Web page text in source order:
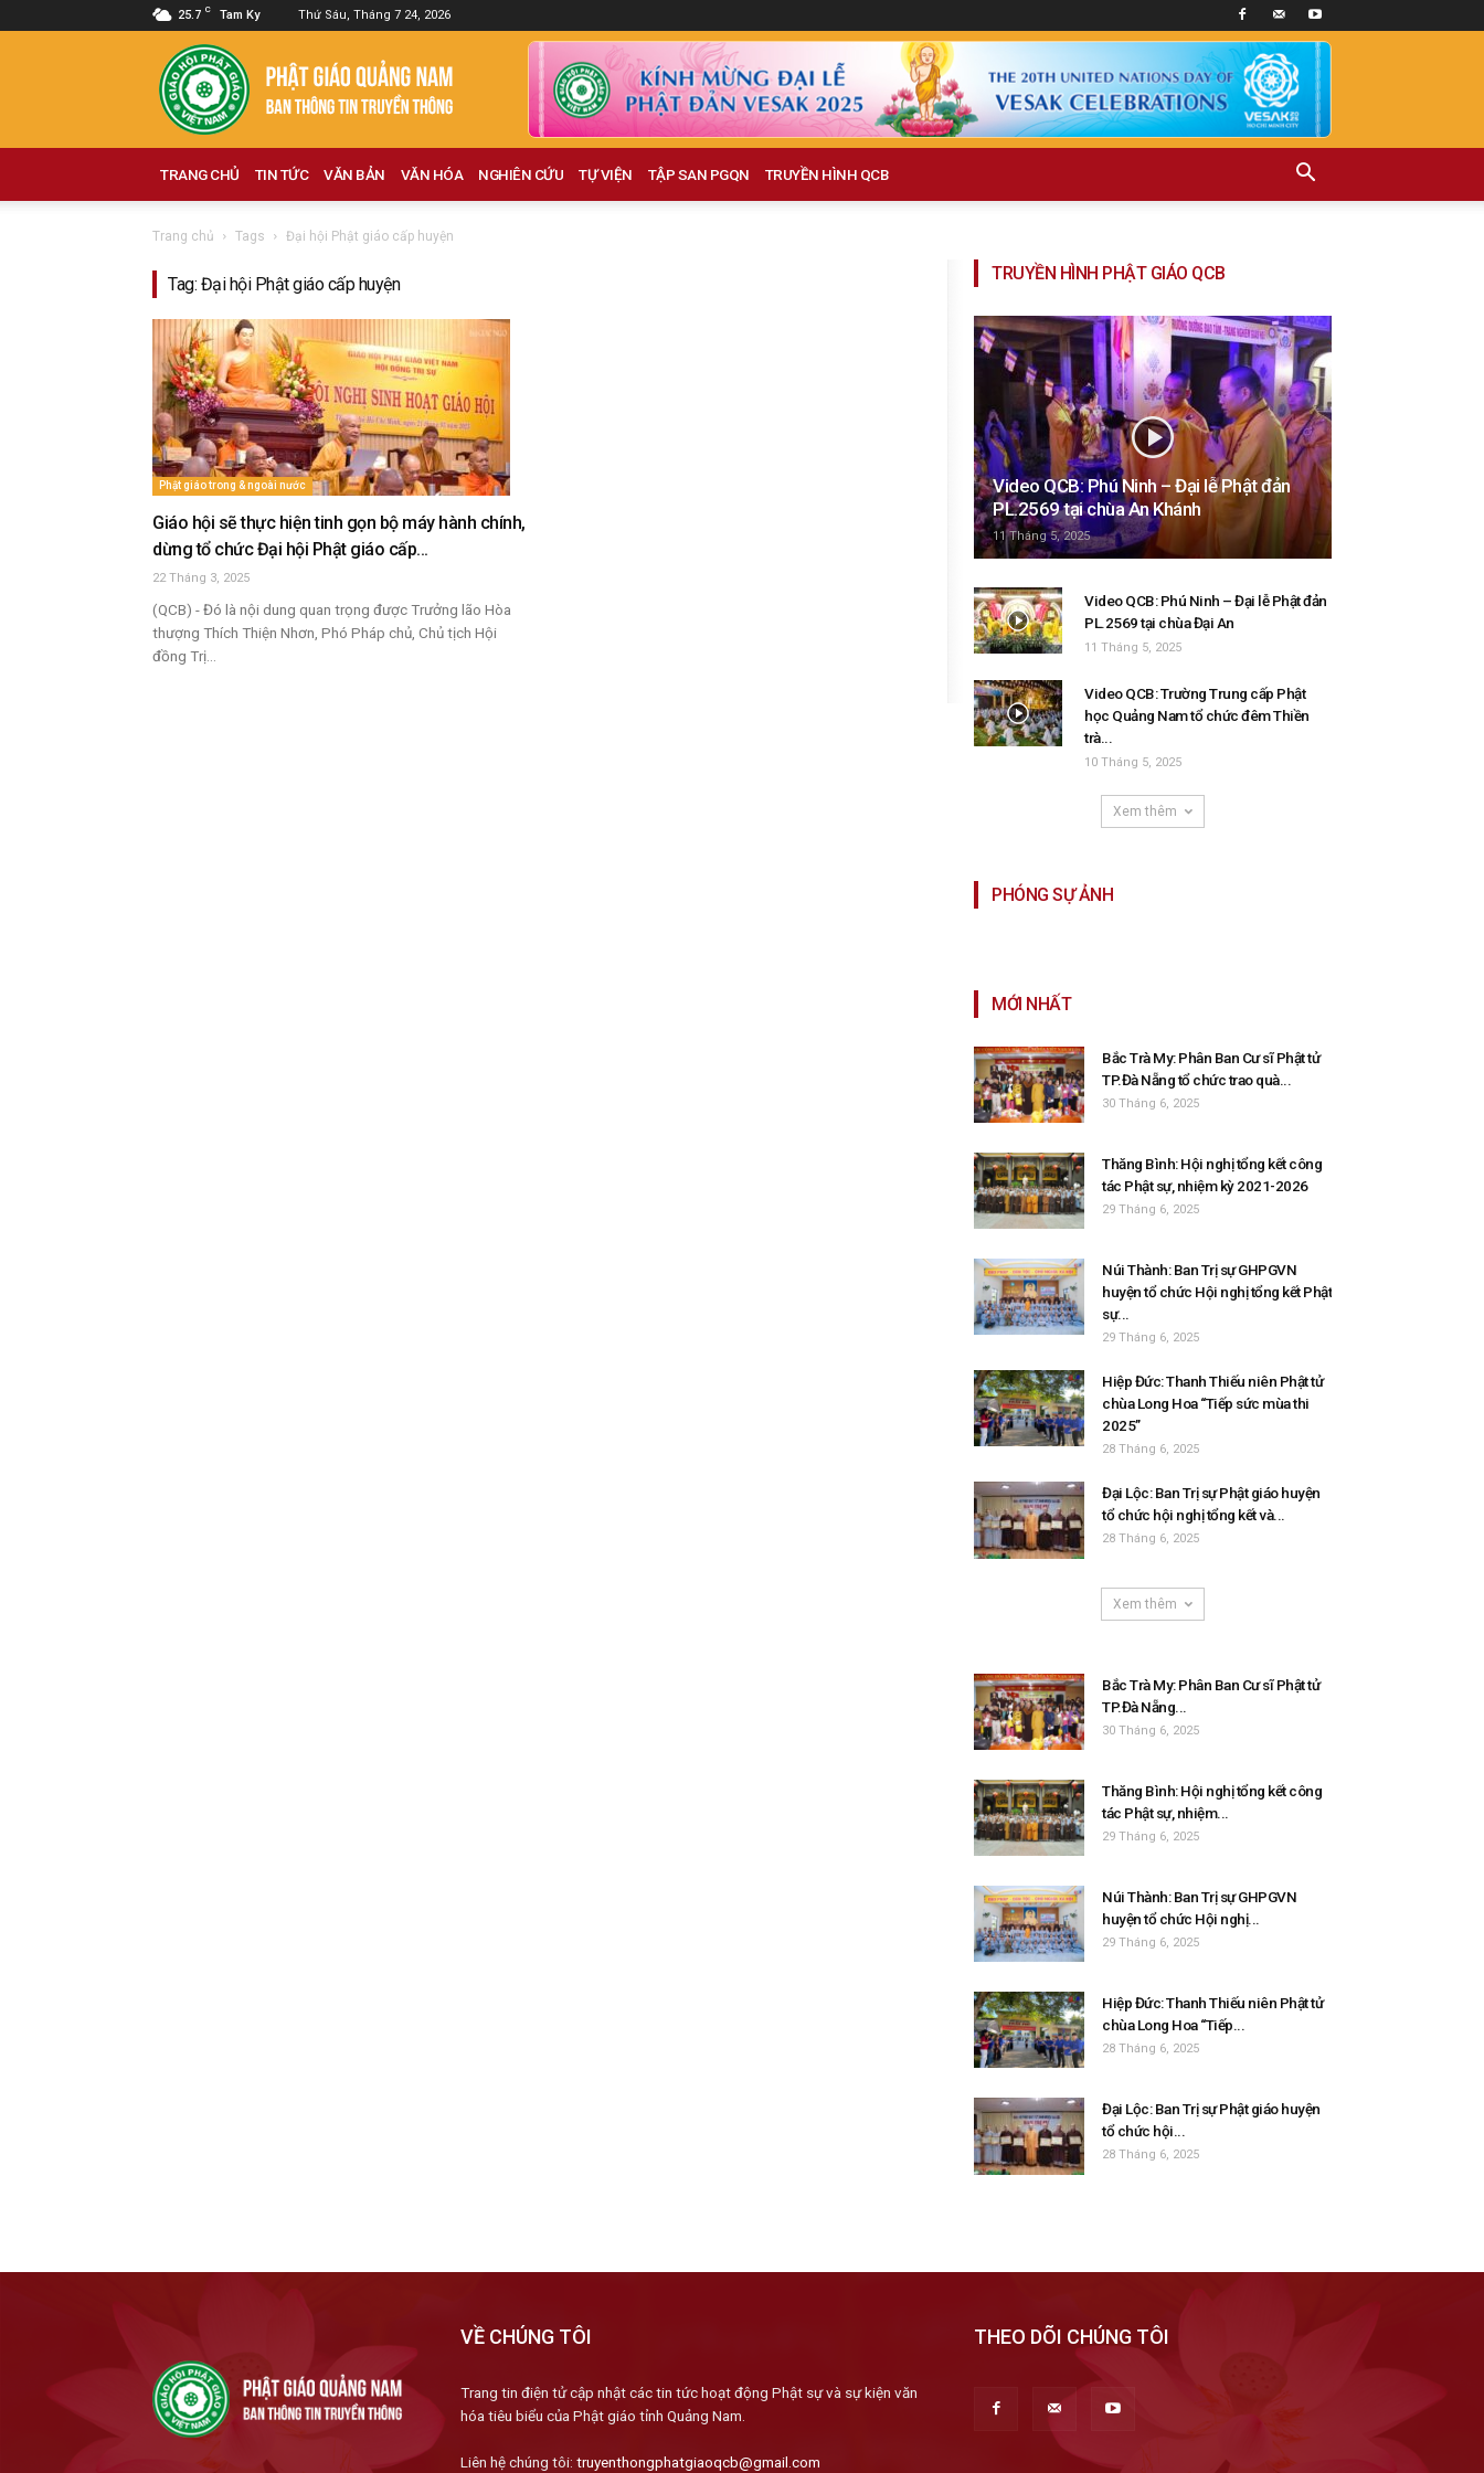
25.7 C Tam Ky Thứ Sáu, Tháng 7 24, 2026
Phật
giáo
Quảng
Nam
TRANG CHỦ TIN TỨC VĂN BẢN VĂN HÓA NGHIÊN CỨU TỰ VIỆN TẬP SAN PGQN TRUYỀN HÌNH QCB
Trang chủ Tags Đại hội Phật giáo cấp huyện
Tag: Đại hội Phật giáo cấp huyện
Phật giáo trong & ngoài nước
Giáo hội sẽ thực hiện tinh gọn bộ máy hành chính,
dừng tổ chức Đại hội Phật giáo cấp...
22 Tháng 3, 2025
(QCB) - Đó là nội dung quan trọng được Trưởng lão Hòa
thượng Thích Thiện Nhơn, Phó Pháp chủ, Chủ tịch Hội
đồng Trị...
TRUYỀN HÌNH PHẬT GIÁO QCB
Video QCB: Phú Ninh – Đại lễ Phật đản
PL.2569 tại chùa An Khánh
11 Tháng 5, 2025
Video QCB: Phú Ninh – Đại lễ Phật đản
PL.2569 tại chùa Đại An
11 Tháng 5, 2025
Video QCB: Trường Trung cấp Phật
học Quảng Nam tổ chức đêm Thiền
trà...
10 Tháng 5, 2025
Xem thêm
PHÓNG SỰ ẢNH
MỚI NHẤT
Bắc Trà My: Phân Ban Cư sĩ Phật tử
TP.Đà Nẵng tổ chức trao quà...
30 Tháng 6, 2025
Thăng Bình: Hội nghị tổng kết công
tác Phật sự, nhiệm kỳ 2021-2026
29 Tháng 6, 2025
Núi Thành: Ban Trị sự GHPGVN
huyện tổ chức Hội nghị tổng kết Phật
sự...
29 Tháng 6, 2025
Hiệp Đức: Thanh Thiếu niên Phật tử
chùa Long Hoa “Tiếp sức mùa thi
2025”
28 Tháng 6, 2025
Đại Lộc: Ban Trị sự Phật giáo huyện
tổ chức hội nghị tổng kết và...
28 Tháng 6, 2025
Xem thêm
Bắc Trà My: Phân Ban Cư sĩ Phật tử
TP.Đà Nẵng...
30 Tháng 6, 2025
Thăng Bình: Hội nghị tổng kết công
tác Phật sự, nhiệm...
29 Tháng 6, 2025
Núi Thành: Ban Trị sự GHPGVN
huyện tổ chức Hội nghị...
29 Tháng 6, 2025
Hiệp Đức: Thanh Thiếu niên Phật tử
chùa Long Hoa “Tiếp...
28 Tháng 6, 2025
Đại Lộc: Ban Trị sự Phật giáo huyện
tổ chức hội...
28 Tháng 6, 2025
VỀ CHÚNG TÔI
Trang tin điện tử cập nhật các tin tức hoạt động Phật sự và sự kiện văn
hóa tiêu biểu của Phật giáo tỉnh Quảng Nam.
Liên hệ chúng tôi: truyenthongphatgiaoqcb@gmail.com
THEO DÕI CHÚNG TÔI